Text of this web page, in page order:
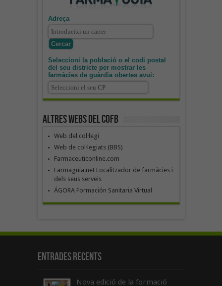
Adreça
Seleccioni la població o el codi postal
del seu districte per mostrar les
farmàcies de guàrdia obertes avui:
Altres webs del COFB
Web del col·legi
Web de col·legiats (BBS)
Farmaceuticonline.com
Farmaguia.net Localitzador de farmàcies i
dels seus serveis
ÁGORA Formación Sanitaria Virtual
Entrades recents
Nova edició de la formació